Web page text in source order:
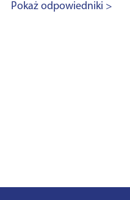
Pokaż odpowiedniki >